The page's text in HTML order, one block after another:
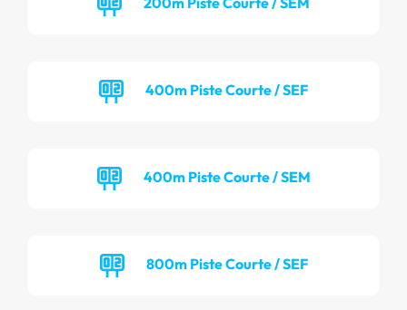
400m Piste Courte / SEF
400m Piste Courte / SEM
800m Piste Courte / SEF